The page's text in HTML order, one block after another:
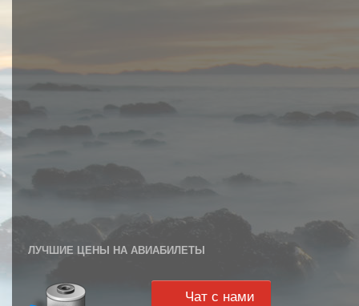
ЛУЧШИЕ ЦЕНЫ НА АВИАБИЛЕТЫ
Чат с нами